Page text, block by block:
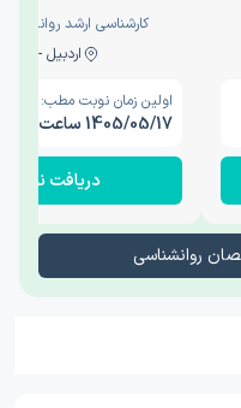
کارشناسی ارشد
اردبیل - والی
اولین زمان نوبت مطب:
1405/05/17 ساعت 15:00
دریافت نوبت
روانشناسی